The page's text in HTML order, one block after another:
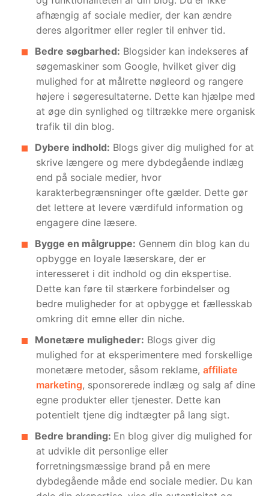
afhængig af sociale medier, der kan ændre
deres algoritmer eller regler til enhver tid.
Bedre søgbarhed: Blogsider kan indekseres af
søgemaskiner som Google, hvilket giver dig
mulighed for at målrette nøgleord og rangere
højere i søgeresultaterne. Dette kan hjælpe med
at øge din synlighed og tiltrække mere organisk
trafik til din blog.
Dybere indhold: Blogs giver dig mulighed for at
skrive længere og mere dybdegående indlæg
end på sociale medier, hvor
karakterbegrænsninger ofte gælder. Dette gør
det lettere at levere værdifuld information og
engagere dine læsere.
Bygge en målgruppe: Gennem din blog kan du
opbygge en loyale læserskare, der er
interesseret i dit indhold og din ekspertise.
Dette kan føre til stærkere forbindelser og
bedre muligheder for at opbygge et fællesskab
omkring dit emne eller din niche.
Monetære muligheder: Blogs giver dig
mulighed for at eksperimentere med forskellige
monetære metoder, såsom reklame, affiliate
marketing, sponsorerede indlæg og salg af dine
egne produkter eller tjenester. Dette kan
potentielt tjene dig indtægter på lang sigt.
Bedre branding: En blog giver dig mulighed for
at udvikle dit personlige eller
forretningsmæssige brand på en mere
dybdegående måde end sociale medier. Du kan